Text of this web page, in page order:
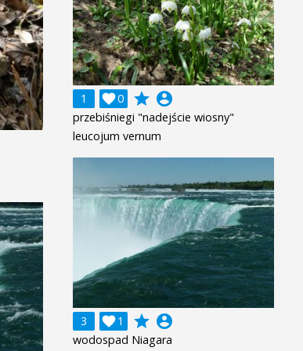
1 0
 grade account_circle
przebiśniegi "nadejście wiosny"
leucojum vernum
3
1
 grade account_circle
wodospad Niagara